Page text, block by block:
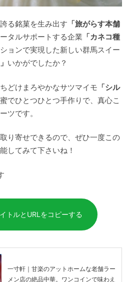
る銘菓を生み出す 「旅がらす本舗
タルサポートする企業 「カネコ種
ョンで実現した新しい群馬スイー
いかがでしたか？
どけまろやかなサツマイモ 「シル
でひとつひとつ手作りで、真心こ
ツです。
り寄せできるので、ぜひ一度この
してみて下さいね！
トルとURLをコピーする
一寸軒｜甘楽のアットホームな老舗ラー
メン店の絶品中華。ワンコインで味わえ